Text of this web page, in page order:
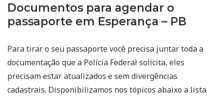
Documentos para agendar o
passaporte em Esperança – PB
Para tirar o seu passaporte você precisa juntar toda a
documentação que a Polícia Federal solicita, eles
precisam estar atualizados e sem divergências
cadastrais. Disponibilizamos nos tópicos abaixo a lista